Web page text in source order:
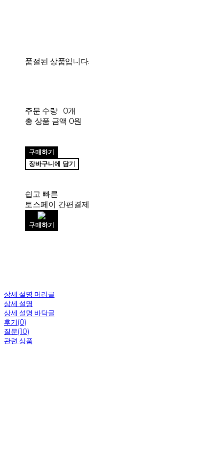
품절된 상품입니다.
주문 수량
0개
총 상품 금액 0원
구매하기
장바구니에 담기
쉽고 빠른
토스페이 간편결제
구매하기
상세 설명 머리글
상세 설명
상세 설명 바닥글
후기(0)
질문(10)
관련 상품